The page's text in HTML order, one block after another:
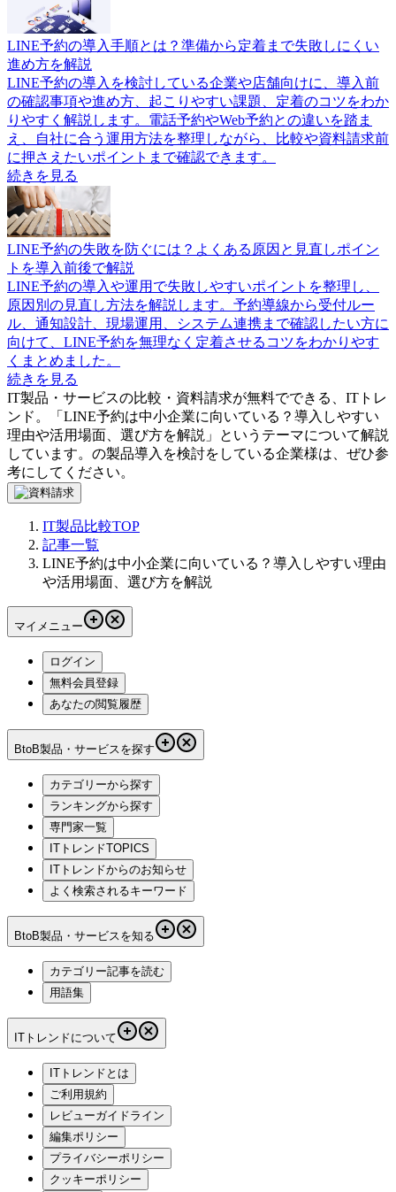
LINE予約の導入手順とは？準備から定着まで失敗しにくい
進め方を解説
LINE予約の導入を検討している企業や店舗向けに、導入前
の確認事項や進め方、起こりやすい課題、定着のコツをわか
りやすく解説します。電話予約やWeb予約との違いを踏ま
え、自社に合う運用方法を整理しながら、比較や資料請求前
に押さえたいポイントまで確認できます。
続きを見る
LINE予約の失敗を防ぐには？よくある原因と見直しポイン
トを導入前後で解説
LINE予約の導入や運用で失敗しやすいポイントを整理し、
原因別の見直し方法を解説します。予約導線から受付ルー
ル、通知設計、現場運用、システム連携まで確認したい方に
向けて、LINE予約を無理なく定着させるコツをわかりやす
くまとめました。
続きを見る
IT製品・サービスの比較・資料請求が無料でできる、ITトレ
ンド。「 LINE予約は中小企業に向いている？導入しやすい
理由や活用場面、選び方を解説 」というテーマについて解説
しています。 の製品導入を検討をしている企業様は、ぜひ参
考にしてください。
IT製品比較TOP
記事一覧
LINE予約は中小企業に向いている？導入しやすい理由
や活用場面、選び方を解説
マイメニュー
ログイン
無料会員登録
あなたの閲覧履歴
BtoB製品・サービスを探す
カテゴリーから探す
ランキングから探す
専門家一覧
ITトレンドTOPICS
ITトレンドからのお知らせ
よく検索されるキーワード
BtoB製品・サービスを知る
カテゴリー記事を読む
用語集
ITトレンドについて
ITトレンドとは
ご利用規約
レビューガイドライン
編集ポリシー
プライバシーポリシー
クッキーポリシー